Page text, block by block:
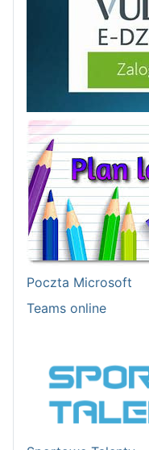
Poczta Microsoft
Teams online